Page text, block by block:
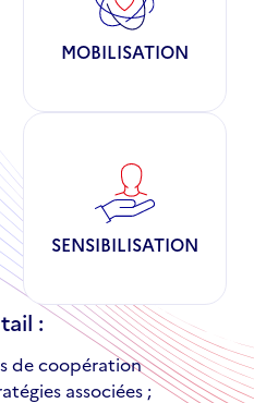
MOBILISATION
SENSIBILISATION
:
de coopération
associées ;